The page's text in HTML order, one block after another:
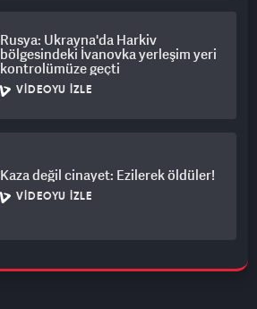
Rusya: Ukrayna'da Harkiv
bölgesindeki İvanovka yerleşim yeri
kontrolümüze geçti
VIDEOYU İZLE
Kaza değil cinayet: Ezilerek öldüler!
VIDEOYU İZLE